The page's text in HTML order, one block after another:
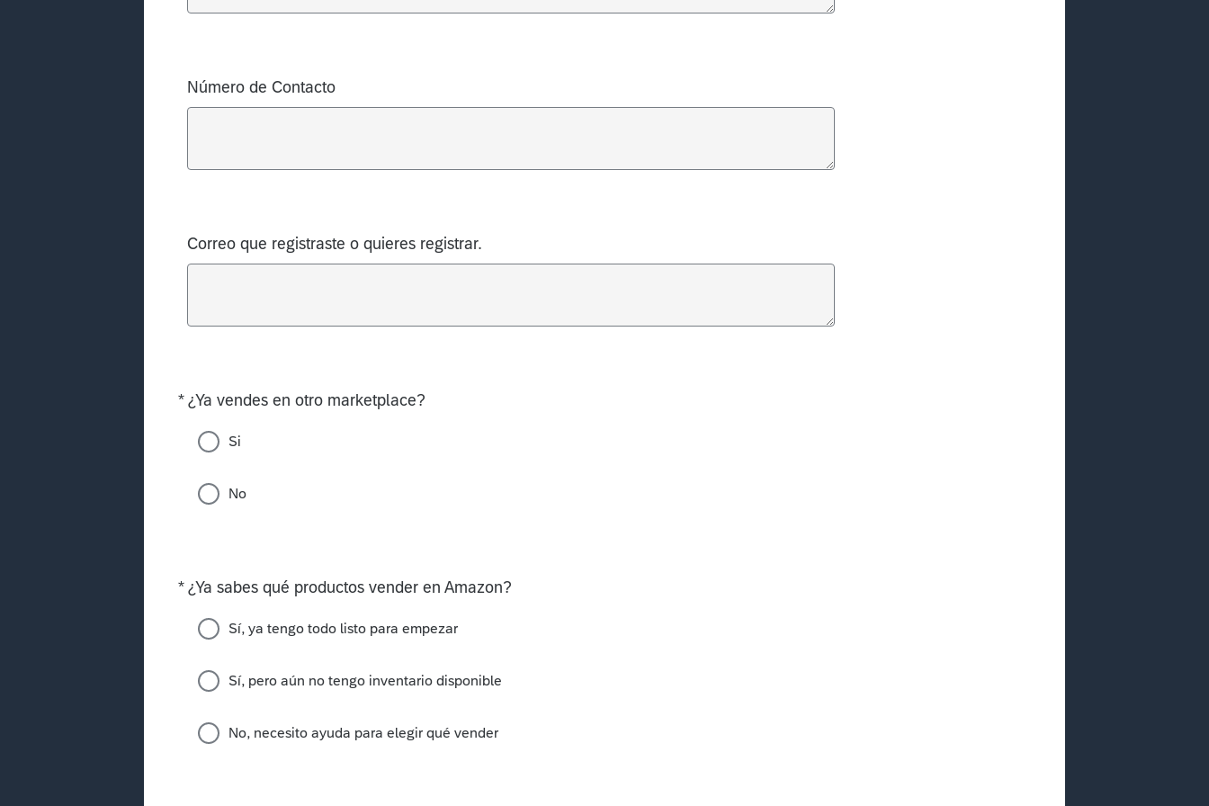
Número de Contacto
Correo que registraste o quieres registrar.
* ¿Ya vendes en otro marketplace?
Required
Si
No
* ¿Ya sabes qué productos vender en Amazon?
Required
Sí, ya tengo todo listo para empezar
Sí, pero aún no tengo inventario disponible
No, necesito ayuda para elegir qué vender